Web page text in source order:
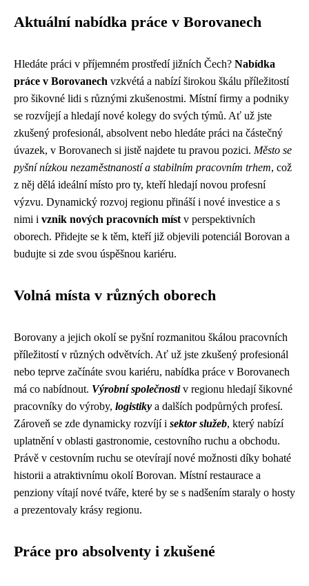
Aktuální nabídka práce v Borovanech
Hledáte práci v příjemném prostředí jižních Čech? Nabídka
práce v Borovanech vzkvétá a nabízí širokou škálu příležitostí
pro šikovné lidi s různými zkušenostmi. Místní firmy a podniky
se rozvíjejí a hledají nové kolegy do svých týmů. Ať už jste
zkušený profesionál, absolvent nebo hledáte práci na částečný
úvazek, v Borovanech si jistě najdete tu pravou pozici. Město se
pyšní nízkou nezaměstnaností a stabilním pracovním trhem, což
z něj dělá ideální místo pro ty, kteří hledají novou profesní
výzvu. Dynamický rozvoj regionu přináší i nové investice a s
nimi i vznik nových pracovních míst v perspektivních
oborech. Přidejte se k těm, kteří již objevili potenciál Borovan a
budujte si zde svou úspěšnou kariéru.
Volná místa v různých oborech
Borovany a jejich okolí se pyšní rozmanitou škálou pracovních
příležitostí v různých odvětvích. Ať už jste zkušený profesionál
nebo teprve začínáte svou kariéru, nabídka práce v Borovanech
má co nabídnout. Výrobní společnostiv regionu hledají šikovné
pracovníky do výroby, logistiky a dalších podpůrných profesí.
Zároveň se zde dynamicky rozvíjí i sektor služeb, který nabízí
uplatnění v oblasti gastronomie, cestovního ruchu a obchodu.
Právě v cestovním ruchu se otevírají nové možnosti díky bohaté
historii a atraktivnímu okolí Borovan. Místní restaurace a
penziony vítají nové tváře, které by se s nadšením staraly o hosty
a prezentovaly krásy regionu.
Práce pro absolventy i zkušené